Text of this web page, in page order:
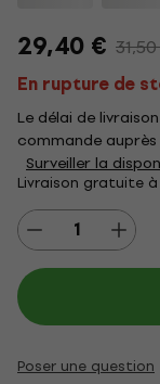
29,40 €
En rupture de
Le délai de
commande
Surveiller la
Livraison gratuite
Poser une question